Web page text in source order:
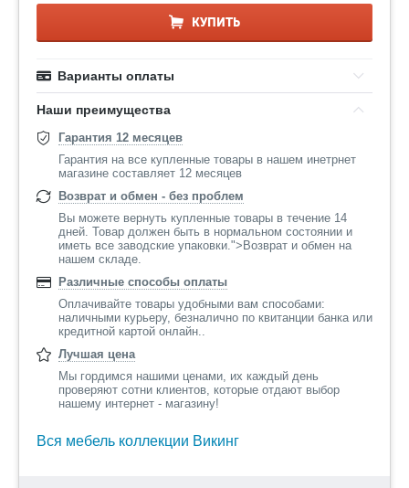
КУПИТЬ
Варианты оплаты
Наши преимущества
Гарантия 12 месяцев
Гарантия на все купленные товары в нашем инетрнет
магазине составляет 12 месяцев
Возврат и обмен - без проблем
Вы можете вернуть купленные товары в течение 14
дней. Товар должен быть в нормальном состоянии и
иметь все заводские упаковки.">Возврат и обмен на
нашем складе.
Различные способы оплаты
Оплачивайте товары удобными вам способами:
наличными курьеру, безналично по квитанции банка или
кредитной картой онлайн..
Лучшая цена
Мы гордимся нашими ценами, их каждый день
проверяют сотни клиентов, которые отдают выбор
нашему интернет - магазину!
Вся мебель коллекции Викинг